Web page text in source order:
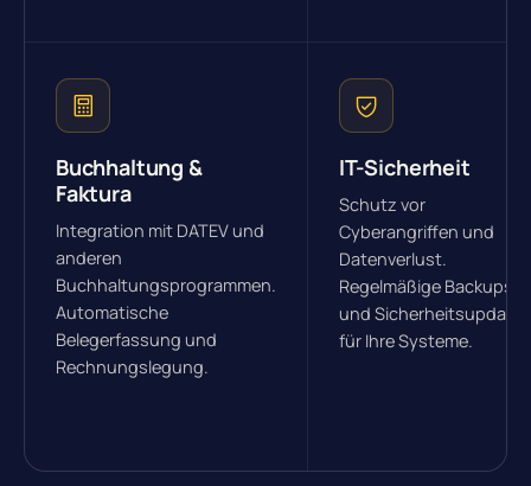
Buchhaltung &
Faktura
Integration mit DATEV und
anderen
Buchhaltungsprogrammen.
Automatische
Belegerfassung und
Rechnungslegung.
IT-Sicherheit
Schutz vor
Cyberangriffen und
Datenverlust.
Regelmäßige Backups
und Sicherheitsupdates
für Ihre Systeme.